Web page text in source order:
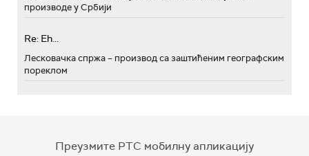
производе у Србији
Re: Eh...
Лесковачка спржа – производ са заштићеним географским
пореклом
Преузмите РТС мобилну апликацију